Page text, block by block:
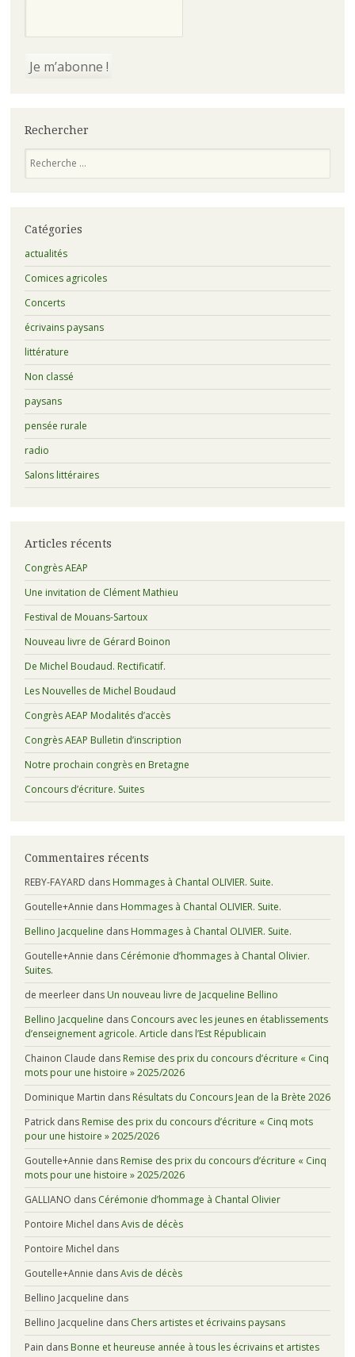
Rechercher
Catégories
actualités
Comices agricoles
Concerts
écrivains paysans
littérature
Non classé
paysans
pensée rurale
radio
Salons littéraires
Articles récents
Congrès AEAP
Une invitation de Clément Mathieu
Festival de Mouans-Sartoux
Nouveau livre de Gérard Boinon
De Michel Boudaud. Rectificatif.
Les Nouvelles de Michel Boudaud
Congrès AEAP Modalités d’accès
Congrès AEAP Bulletin d’inscription
Notre prochain congrès en Bretagne
Concours d’écriture. Suites
Commentaires récents
REBY-FAYARD dans Hommages à Chantal OLIVIER. Suite.
Goutelle+Annie dans Hommages à Chantal OLIVIER. Suite.
Bellino Jacqueline dans Hommages à Chantal OLIVIER. Suite.
Goutelle+Annie dans Cérémonie d’hommages à Chantal Olivier.
Suites.
de meerleerdans Un nouveau livre de Jacqueline Bellino
Bellino Jacqueline dans Concours avec les jeunes en établissements
d’enseignement agricole. Article dans l’Est Républicain
Chainon Claude dans Remise des prix du concours d’écriture « Cinq
mots pour une histoire » 2025/2026
Dominique Martin dans Résultats du Concours Jean de la Brète 2026
Patrickdans Remise des prix du concours d’écriture « Cinq mots
pour une histoire » 2025/2026
Goutelle+Annie dans Remise des prix du concours d’écriture « Cinq
mots pour une histoire » 2025/2026
GALLIANO dans Cérémonie d’hommage à Chantal Olivier
Pontoire Michel dansAvis de décès
Pontoire Michel dans
Goutelle+Annie dansAvis de décès
Bellino Jacqueline dans
Bellino Jacqueline dans Chers artistes et écrivains paysans
Pain dans Bonne et heureuse année à tous les écrivains et artistes